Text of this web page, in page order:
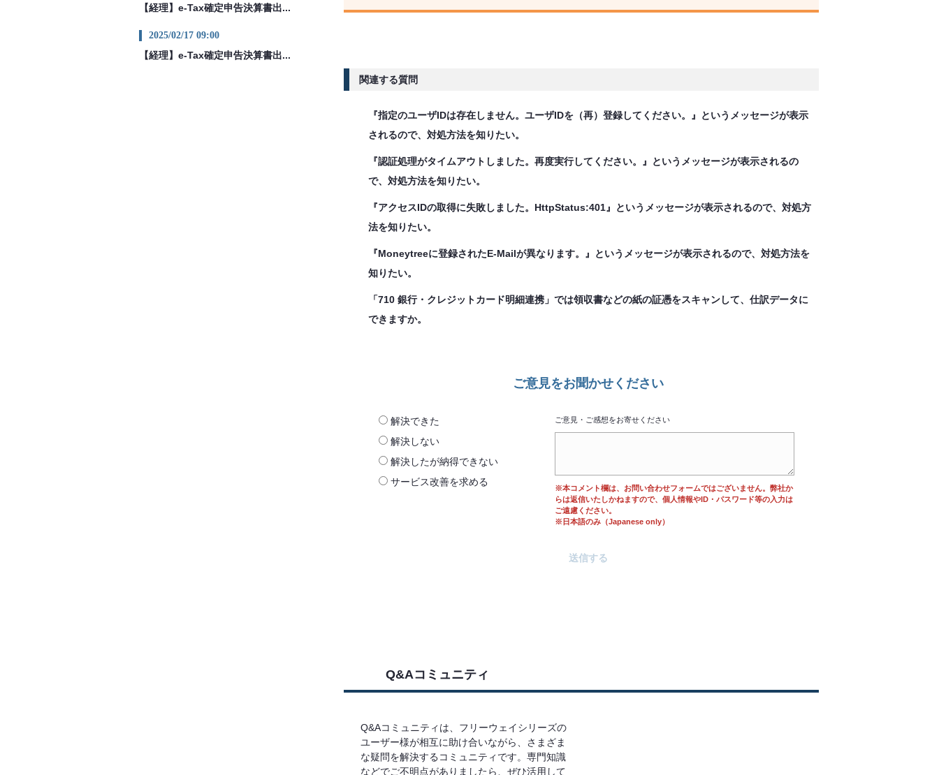
【経理】e-Tax確定申告決算書出...
2025/02/17 09:00
【経理】e-Tax確定申告決算書出...
関連する質問
『指定のユーザIDは存在しません。ユーザIDを（再）登録してください。』というメッセージが表示
されるので、対処方法を知りたい。
『認証処理がタイムアウトしました。再度実行してください。』というメッセージが表示されるの
で、対処方法を知りたい。
『アクセスIDの取得に失敗しました。HttpStatus:401』というメッセージが表示されるので、対処方
法を知りたい。
『Moneytreeに登録されたE-Mailが異なります。』というメッセージが表示されるので、対処方法を
知りたい。
「710 銀行・クレジットカード明細連携」では領収書などの紙の証憑をスキャンして、仕訳データに
できますか。
ご意見をお聞かせください
解決できた
解決しない
解決したが納得できない
サービス改善を求める
ご意見・ご感想をお寄せください
※本コメント欄は、お問い合わせフォームではございません。弊社か
らは返信いたしかねますので、個人情報やID・パスワード等の入力は
ご遠慮ください。
※日本語のみ（Japanese only）
Q&Aコミュニティ
Q&Aコミュニティは、フリーウェイシリーズの
ユーザー様が相互に助け合いながら、さまざま
な疑問を解決するコミュニティです。専門知識
などでご不明点がありましたら、ぜひ活用して